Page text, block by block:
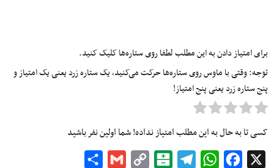
برای امتیاز دادن به این مطلب لطفا روی ستاره‌ها کلیک کنید.
توجه: وقتی با ماوس روی ستاره‌ها حرکت می‌کنید، یک ستاره زرد یعنی یک امتیاز و
پنج ستاره زرد یعنی پنج امتیاز!
کسی تا به حال به این مطلب امتیاز نداده! شما اولین نفر باشید
Facebook
WhatsApp
Telegram
Balatarin
Copy
Gmail